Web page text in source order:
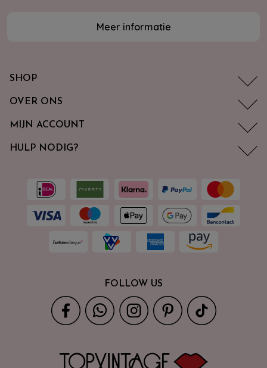
Meer informatie
SHOP
OVER ONS
MIJN ACCOUNT
HULP NODIG?
FOLLOW US